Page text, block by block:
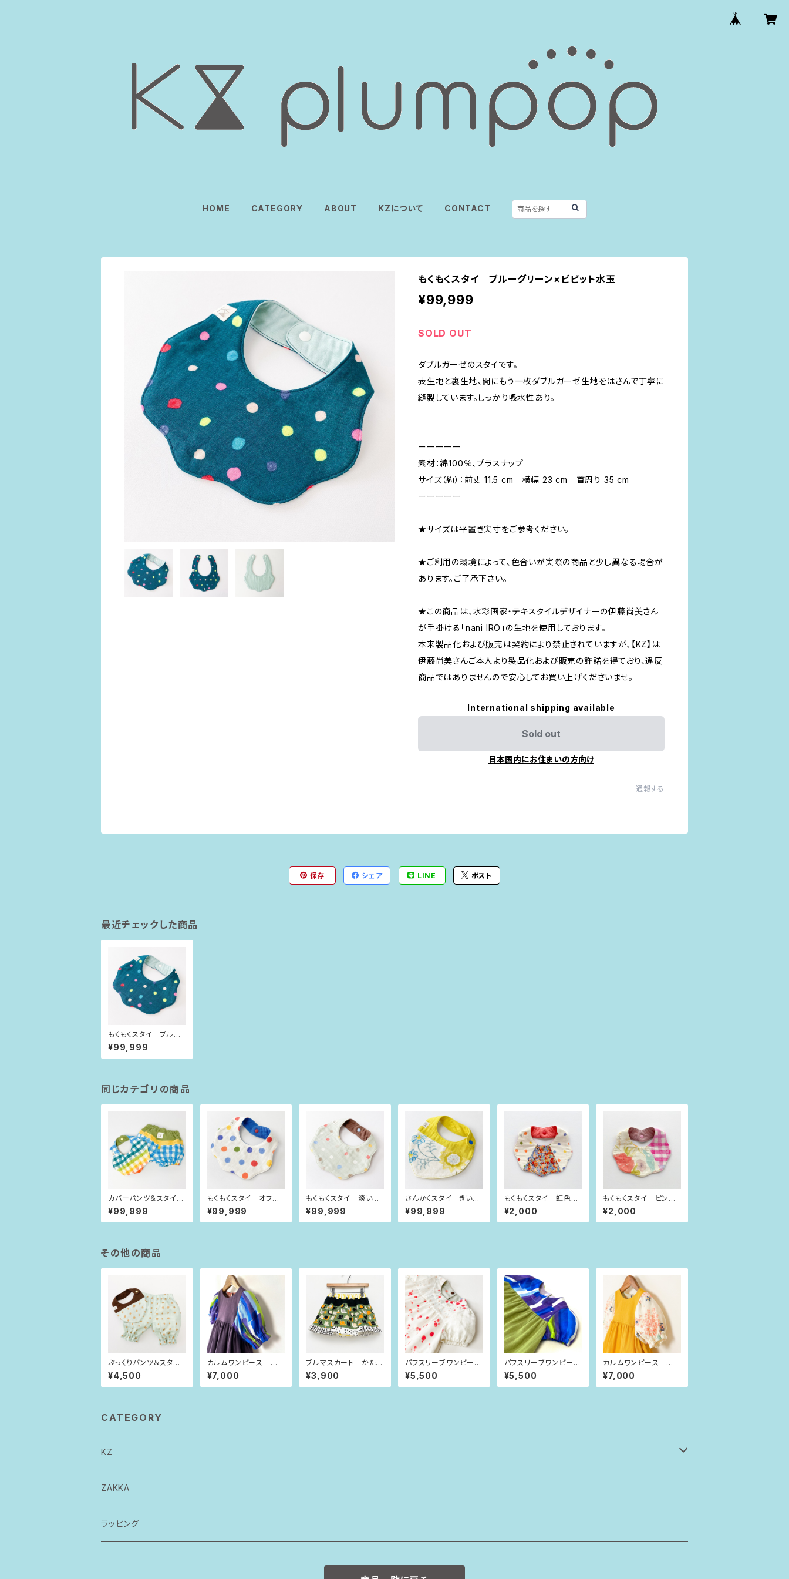
HOME CATEGORY ABOUT KZについて CONTACT
もくもくスタイ ブルーグリーン×ビビット水玉
¥99,999
SOLD OUT
ダブルガーゼのスタイです。
表生地と裏生地、間にもう一枚ダブルガーゼ生地をはさんで丁寧に
縫製しています。しっかり吸水性あり。
ーーーーー
素材：綿100％、プラスナップ
サイズ（約）：前丈 11.5 cm 横幅 23 cm 首周り 35 cm
ーーーーー
★サイズは平置き実寸をご参考ください。
★ご利用の環境によって、色合いが実際の商品と少し異なる場合が
あります。ご了承下さい。
★この商品は、水彩画家・テキスタイルデザイナーの伊藤尚美さん
が手掛ける「nani IRO」の生地を使用しております。
本来製品化および販売は契約により禁止されていますが、【KZ】は
伊藤尚美さんご本人より製品化および販売の許諾を得ており、違反
商品ではありませんので安心してお買い上げくださいませ。
International shipping available
Sold out
日本国内にお住まいの方向け
通報する
保存 シェア LINE ポスト
最近チェックした商品
もくもくスタイ ブルー
グリーン×ビビット水玉
¥99,999
同じカテゴリの商品
カバーパンツ＆スタイ
にじいろチェック（80si
ze）
¥99,999
もくもくスタイ オフホ
ワイト×カラフル水玉
¥99,999
もくもくスタイ 淡いグ
リーン×パステル水玉
¥99,999
さんかくスタイ きいろ
×太陽のお花
¥99,999
もくもくスタイ 虹色水
玉×小花
¥2,000
もくもくスタイ ピンク
チェック×お花
¥2,000
その他の商品
ぷっくりパンツ＆スタ
イ ミントグリーン×ブ
ロンズドット（80size）
¥4,500
カルムワンピース 青
紫ストライプ（90size）
¥7,000
ブルマスカート かたつ
むり（80size）
¥3,900
パフスリーブワンピー
ス 赤い小花（80siz
e）
¥5,500
パフスリーブワンピー
ス 青紫ストライプ（80
size）
¥5,500
カルムワンピース から
し×ピンクベージュの花
びら（90size）
¥7,000
CATEGORY
KZ
トップス
ボトムス
ZAKKA
ラッピング